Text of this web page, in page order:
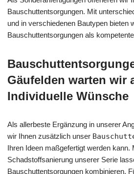
Bauschuttentsorgungen. Mit
und in verschiedenen Bautypen bieten
Bauschuttentsorgungen als
Gäufelden warten wir
Individuelle Wünsche
Als allerbeste Ergänzung in unserer
wir Ihnen zusätzlich unser
Ihren Ideen maßgefertigt werden kann.
Schadstoffsanierung unserer Serie
Bauschuttentsorgungen kombinieren.